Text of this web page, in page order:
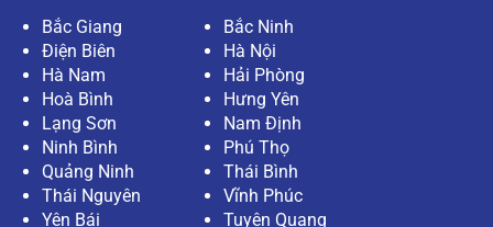
viện, tuy nhiên khi có kết quả, tôi thấy kết quả có
điều bất thường? Tôi…
XEM THÊM
Xét nghiệm Pap là gì?
Thưa bác sĩ, em thường nghe về khái niệm xét
nghiệm Pap nhưng chưa rõ nó có vai trò gì ạ?
Nếu một người có kết quả xét nghiệm PAP là bất
thường thì có nghĩa…
XEM THÊM
Bắc Giang
Bắc Ninh
Điện Biên
Hà Nội
Hà Nam
Hải Phòng
Hoà Bình
Hưng Yên
Lạng Sơn
Nam Định
Ninh Bình
Phú Thọ
Quảng Ninh
Thái Bình
Thái Nguyên
Vĩnh Phúc
Yên Bái
Tuyên Quang